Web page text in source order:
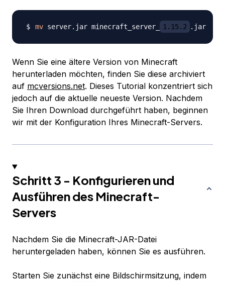
mv server.jar minecraft_server_ 1.15.2
Wenn Sie eine ältere Version von Minecraft
herunterladen möchten, finden Sie diese archiviert
auf mcversions.net. Dieses Tutorial konzentriert sich
jedoch auf die aktuelle neueste Version. Nachdem
Sie Ihren Download durchgeführt haben, beginnen
wir mit der Konfiguration Ihres Minecraft-Servers.
Schritt 3 - Konfigurieren und
Ausführen des Minecraft-
Servers
Nachdem Sie die Minecraft-JAR-Datei
heruntergeladen haben, können Sie es ausführen.
Starten Sie zunächst eine Bildschirmsitzung, indem